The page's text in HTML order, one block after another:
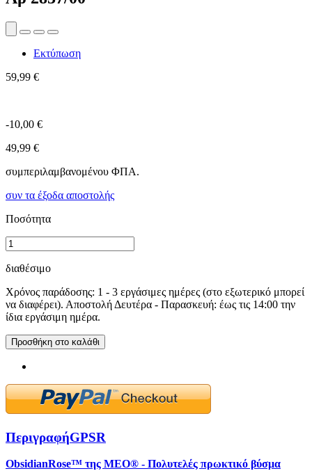
Εκτύπωση
59,99 €
-10,00 €
49,99 €
συμπεριλαμβανομένου ΦΠΑ.
συν τα έξοδα αποστολής
Ποσότητα
διαθέσιμο
Χρόνος παράδοσης: 1 - 3 εργάσιμες ημέρες (στο εξωτερικό μπορεί
να διαφέρει). Αποστολή Δευτέρα - Παρασκευή: έως τις 14:00 την
ίδια εργάσιμη ημέρα.
Προσθήκη στο καλάθι
ΠεριγραφήGPSR
ObsidianRose™ της MEO® - Πολυτελές πρωκτικό βύσμα